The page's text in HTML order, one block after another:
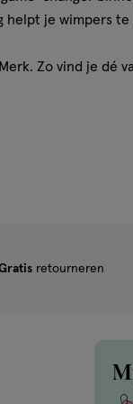
helpt je wimpers
Zo vind je dé
retourneren